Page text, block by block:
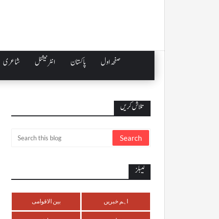
صفحہ اول پاکستان انٹرنیشنل شاعری
تلاش کریں
لیبلز
اہم خبریں بین الاقوامی